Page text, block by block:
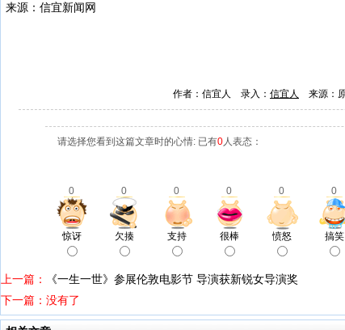
来源： 信宜新闻网
作者：信宜人 录入： 信宜人 来源：
请选择您看到这篇文章时的心情: 已有0人表态：
0 0 0 0 0 0
惊讶 欠揍 支持 很棒 愤怒 搞笑
上一篇：
《一生一世》参展伦敦电影节 导演获新锐女导演奖
下一篇：没有了